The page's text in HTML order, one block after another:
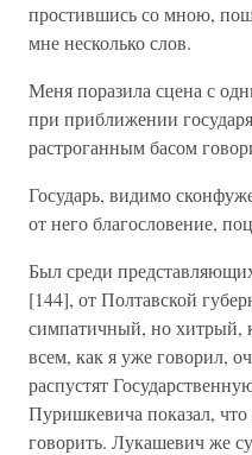
простившись со мною,
мне несколько слов.
Меня поразила сцена с
при приближении
растроганным басом
Государь, видимо
от него благословение,
Был среди
[144], от Полтавской
симпатичный, но хитрый,
всем, как я уже говорил,
распустят
Пуришкевича показал, что
говорить. Лукашевич же